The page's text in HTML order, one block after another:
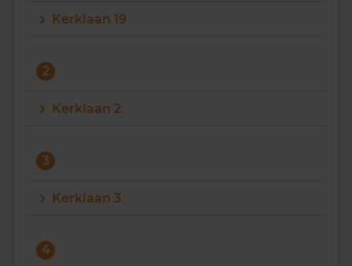
Kerklaan 19
2
Kerklaan 2
3
Kerklaan 3
4